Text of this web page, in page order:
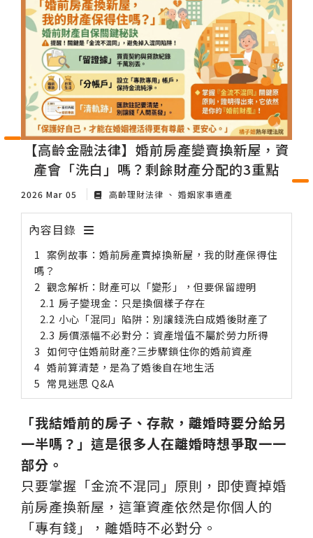
【高齡金融法律】婚前房產變賣換新屋，資
產會「洗白」嗎？剩餘財產分配的3重點
2026 Mar 05 高齡理財法律 婚姻家事遺產
內容目錄
案例故事：婚前房產賣掉換新屋，我的財產保得住
嗎？
觀念解析：財產可以「變形」，但要保留證明
房子變現金：只是換個樣子存在
小心「混同」陷阱：別讓錢洗白成婚後財產了
房價漲幅不必對分：資產增值不屬於勞力所得
如何守住婚前財產?三步驟鎖住你的婚前資產
婚前算清楚，是為了婚後自在地生活
常見迷思 Q&A
「我結婚前的房子、存款，離婚時要分給另
一半嗎？」這是很多人在離婚時想爭取一一
部分。
只要掌握「金流不混同」原則，即使賣掉婚
前房產換新屋，這筆資產依然是你個人的
「專有錢」，離婚時不必對分。